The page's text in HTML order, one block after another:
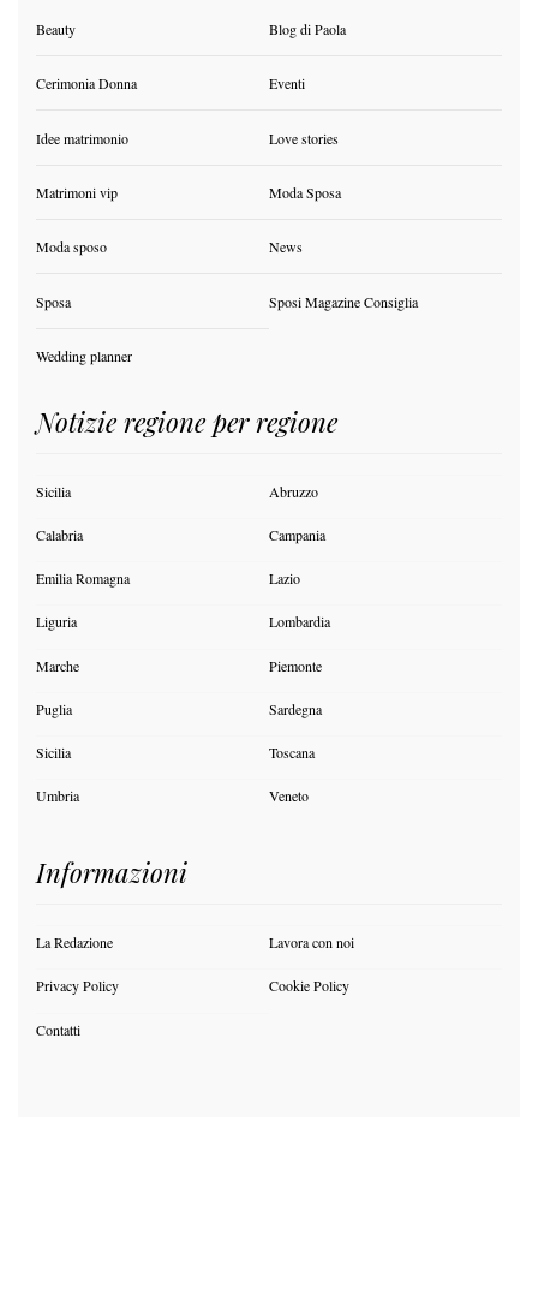
Beauty Blog di Paola
Cerimonia Donna Eventi
Idee matrimonio Love stories
Matrimoni vip Moda Sposa
Moda sposo News
Sposa Sposi Magazine Consiglia
Wedding planner
Notizie regione per regione
Sicilia Abruzzo
Calabria Campania
Emilia Romagna Lazio
Liguria Lombardia
Marche Piemonte
Puglia Sardegna
Sicilia Toscana
Umbria Veneto
Informazioni
La Redazione Lavora con noi
Privacy Policy Cookie Policy
Contatti